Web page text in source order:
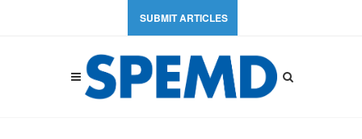
SUBMIT ARTICLES